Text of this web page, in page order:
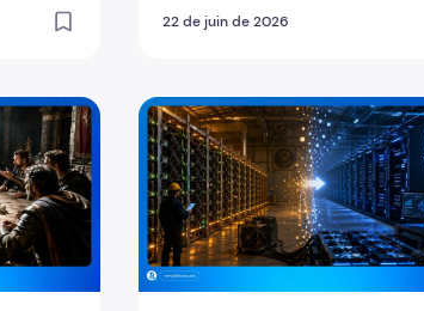
22 de juin de 2026
: le dilemme que Bitcoin a résolu
Les fermes de minage de